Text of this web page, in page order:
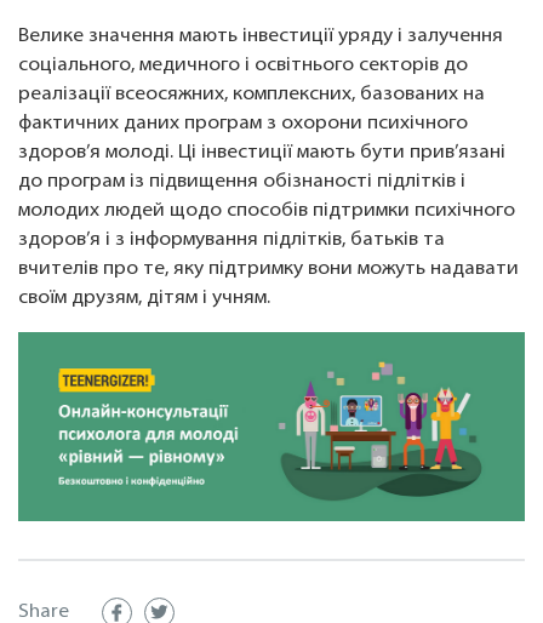
Велике значення мають інвестиції уряду і залучення
соціального, медичного і освітнього секторів до
реалізації всеосяжних, комплексних, базованих на
фактичних даних програм з охорони психічного
здоров’я молоді. Ці інвестиції мають бути прив’язані
до програм із підвищення обізнаності підлітків і
молодих людей щодо способів підтримки психічного
здоров’я і з інформування підлітків, батьків та
вчителів про те, яку підтримку вони можуть надавати
своїм друзям, дітям і учням.
Share